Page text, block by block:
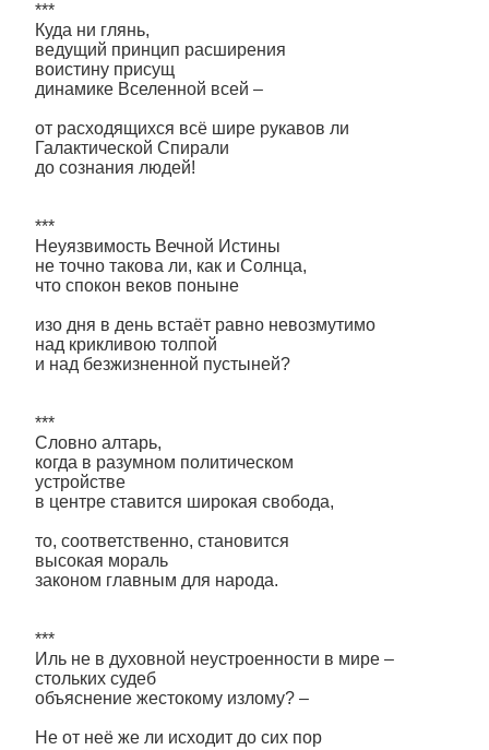
***
Куда ни глянь,
ведущий принцип расширения
воистину присущ
динамике Вселенной всей –
от расходящихся всё шире рукавов ли
Галактической Спирали
до сознания людей!
***
Неуязвимость Вечной Истины
не точно такова ли, как и Солнца,
что спокон веков поныне
изо дня в день встаёт равно невозмутимо
над крикливою толпой
и над безжизненной пустыней?
***
Словно алтарь,
когда в разумном политическом
устройстве
в центре ставится широкая свобода,
то, соответственно, становится
высокая мораль
законом главным для народа.
***
Иль не в духовной неустроенности в мире –
стольких судеб
объяснение жестокому излому? –
Не от неё же ли исходит до сих пор